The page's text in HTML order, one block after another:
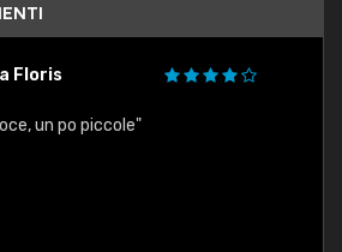
Floris
un po piccole"